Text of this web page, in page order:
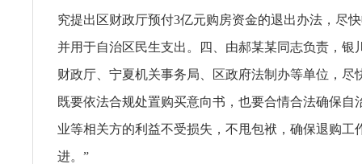
究提出区财政厅预付3亿元购房资金的退出办法，尽
并用于自治区民生支出。四、由郝某某同志负责，银
财政厅、宁夏机关事务局、区政府法制办等单位，尽
既要依法合规处置购买意向书，也要合情合法确保自
业等相关方的利益不受损失，不甩包袱，确保退购工
进。”